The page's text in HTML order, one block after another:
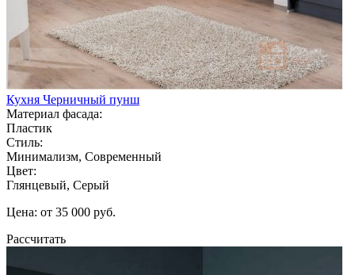
Кухня Черничный пунш
Материал фасада:
Пластик
Стиль:
Минимализм, Современный
Цвет:
Глянцевый, Серый
Цена: от 35 000 руб.
Рассчитать